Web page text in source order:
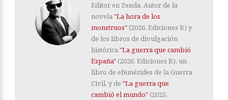
Editor en Zenda. Autor de la
novela"La hora de los
monstruos" (2026, Ediciones B) y
de los libros de divulgación
histórica"La guerra que cambió
España" (2026, Ediciones B), un
libro de efemérides de la Guerra
Civil, y de "La guerra que
cambió el mundo" (2025,